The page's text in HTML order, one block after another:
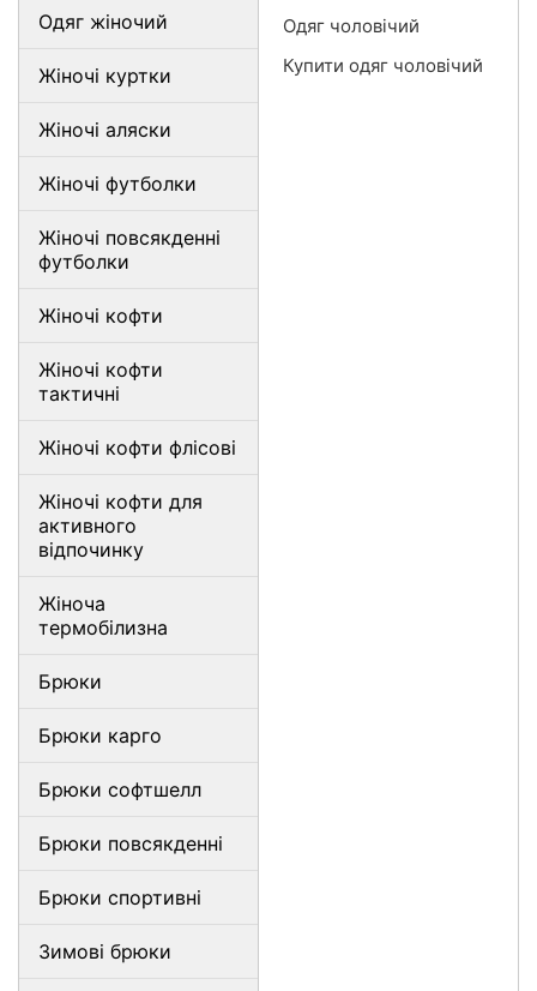
Одяг жіночий
Жіночі куртки
Жіночі аляски
Жіночі футболки
Жіночі повсякденні
футболки
Жіночі кофти
Жіночі кофти
тактичні
Жіночі кофти флісові
Жіночі кофти для
активного
відпочинку
Жіноча
термобілизна
Брюки
Брюки карго
Брюки софтшелл
Брюки повсякденні
Брюки спортивні
Зимові брюки
Одяг чоловічий
Купити одяг чоловічий